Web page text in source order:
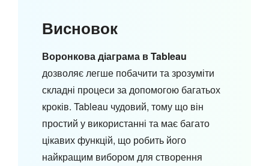
Висновок
Воронкова діаграма в Tableau
дозволяє легше побачити та зрозуміти
складні процеси за допомогою багатьох
кроків. Tableau чудовий, тому що він
простий у використанні та має багато
цікавих функцій, що робить його
найкращим вибором для створення